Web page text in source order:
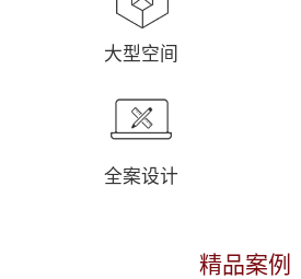
大型空间
全案设计
精品案例